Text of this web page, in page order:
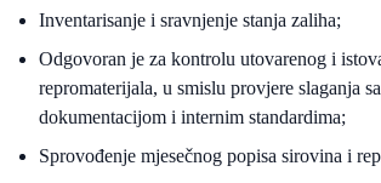
Inventarisanje i sravnjenje stanja zaliha;
Odgovoran je za kontrolu utovarenog i
repromaterijala, u smislu provjere slaganja
dokumentacijom i internim standardima;
Sprovođenje mjesečnog popisa sirovina i